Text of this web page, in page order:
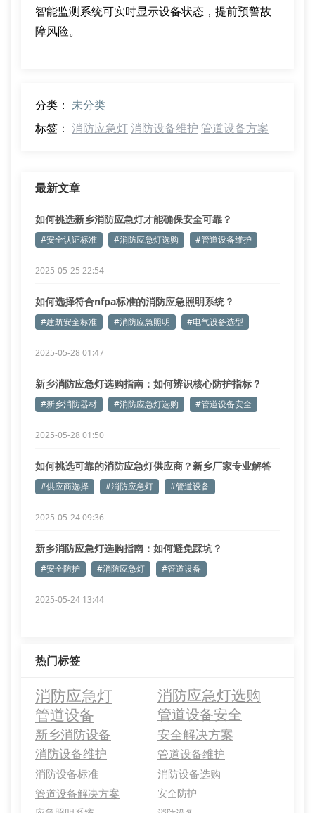
智能监测系统可实时显示设备状态，提前预警故
障风险。
分类： 未分类
标签： 消防应急灯消防设备维护 管道设备方案
最新文章
如何挑选新乡消防应急灯才能确保安全可靠？
#安全认证标准 #消防应急灯选购 #管道设备维护
2025-05-25 22:54
如何选择符合nfpa标准的消防应急照明系统？
#建筑安全标准 #消防应急照明 #电气设备选型
2025-05-28 01:47
新乡消防应急灯选购指南：如何辨识核心防护指标？
#新乡消防器材 #消防应急灯选购 #管道设备安全
2025-05-28 01:50
如何挑选可靠的消防应急灯供应商？新乡厂家专业解答
#供应商选择 #消防应急灯 #管道设备
2025-05-24 09:36
新乡消防应急灯选购指南：如何避免踩坑？
#安全防护 #消防应急灯 #管道设备
2025-05-24 13:44
热门标签
消防应急灯 消防应急灯选购
管道设备 管道设备安全
新乡消防设备 安全解决方案
消防设备维护 管道设备维护
消防设备标准
消防设备选购
管道设备解决方案
安全防护